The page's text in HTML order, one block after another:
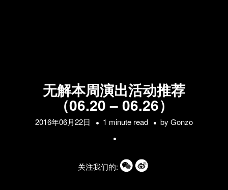
无解本周演出活动推荐
（06.20 – 06.26）
2016年06月22日 1 minute read by Gonzo
关注我们的: